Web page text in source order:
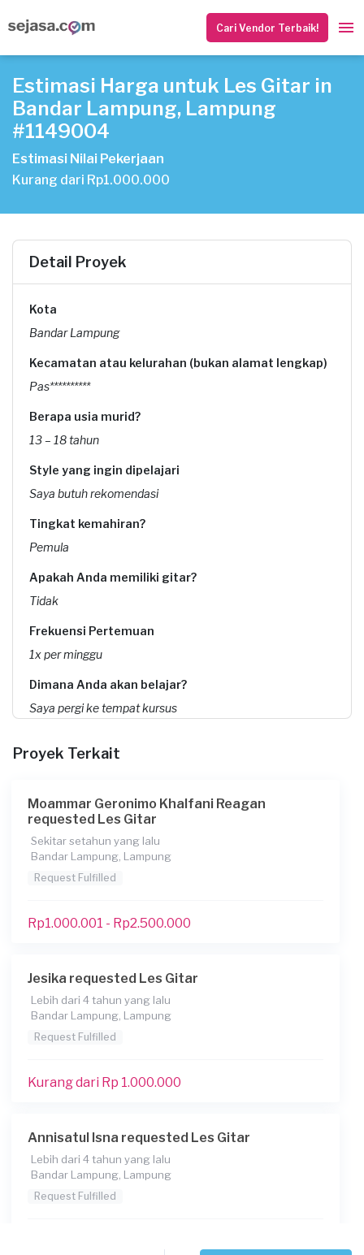
Cari Vendor Terbaik!
Estimasi Harga untuk Les Gitar in
Bandar Lampung, Lampung
#1149004
Estimasi Nilai Pekerjaan
Kurang dari Rp1.000.000
Detail Proyek
Kota
Bandar Lampung
Kecamatan atau kelurahan (bukan alamat lengkap)
Pas**********
Berapa usia murid?
13 – 18 tahun
Style yang ingin dipelajari
Saya butuh rekomendasi
Tingkat kemahiran?
Pemula
Apakah Anda memiliki gitar?
Tidak
Frekuensi Pertemuan
1x per minggu
Dimana Anda akan belajar?
Saya pergi ke tempat kursus
10-04-2021
Berapa budget total untuk layanan ini?
Kurang dari Rp 1.000.000
Proyek Terkait
Moammar Geronimo Khalfani Reagan
requested Les Gitar
Sekitar setahun yang lalu
Bandar Lampung, Lampung
Request Fulfilled
Rp1.000.001 - Rp2.500.000
Jesika requested Les Gitar
Lebih dari 4 tahun yang lalu
Bandar Lampung, Lampung
Request Fulfilled
Kurang dari Rp 1.000.000
Annisatul Isna requested Les Gitar
Lebih dari 4 tahun yang lalu
Bandar Lampung, Lampung
Request Fulfilled